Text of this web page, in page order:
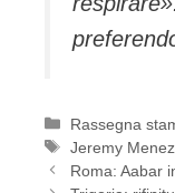
Categorie
Rassegna
Tag
Jeremy Menez
Roma: Aabar